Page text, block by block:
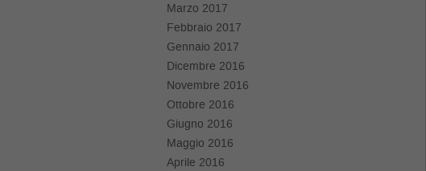
Marzo 2017
Febbraio 2017
Gennaio 2017
Dicembre 2016
Novembre 2016
Ottobre 2016
Giugno 2016
Maggio 2016
Aprile 2016